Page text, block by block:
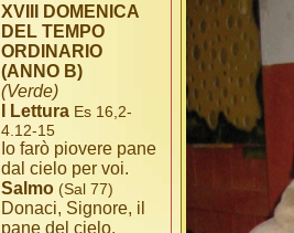
XVIII DOMENICA
DEL TEMPO
ORDINARIO
(ANNO B)
(Verde)
I Lettura Es 16,2-
4.12-15
Io farò piovere pane
dal cielo per voi.
Salmo (Sal 77)
Donaci, Signore, il
pane del cielo.